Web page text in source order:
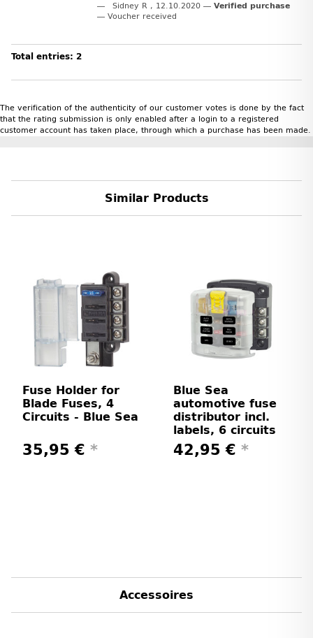
Sidney R , 12.10.2020
Verified purchase
Voucher received
Total entries: 2
The verification of the authenticity of our customer votes is done by the fact
that the rating submission is only enabled after a login to a registered
customer account has taken place, through which a purchase has been made.
Similar Products
Fuse Holder for
Blade Fuses, 4
Circuits - Blue Sea
35,95 € *
Blue Sea
automotive fuse
distributor incl.
labels, 6 circuits
42,95 € *
Accessoires